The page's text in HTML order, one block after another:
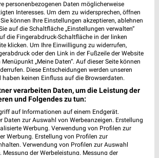
22,3 km 22,3 km
Dieter Knoll
Gültig bis Fr. 14.08.
XXXLutz
personenbezogenen Daten möglicherweise
Interesses. Um dem zu widersprechen, öffnen
Sie können Ihre Einstellungen akzeptieren, ablehnen
auf die Schaltfläche „Einstellungen verwalten“
die Fingerabdruck-Schaltfläche in der linken
klicken. Um Ihre Einwilligung zu widerrufen,
oder den Link in der Fußzeile der Website
„Meine Daten“. Auf dieser Seite können
Diese Entscheidungen werden unseren
keinen Einfluss auf die Browserdaten.
verarbeiten Daten, um die Leistung der
und Folgendes zu tun:
auf Informationen auf einem Endgerät.
Daten zur Auswahl von Werbeanzeigen. Erstellung
Werbung. Verwendung von Profilen zur
Werbung. Erstellung von Profilen zur
Verwendung von Profilen zur Auswahl
der Werbeleistung. Messung der